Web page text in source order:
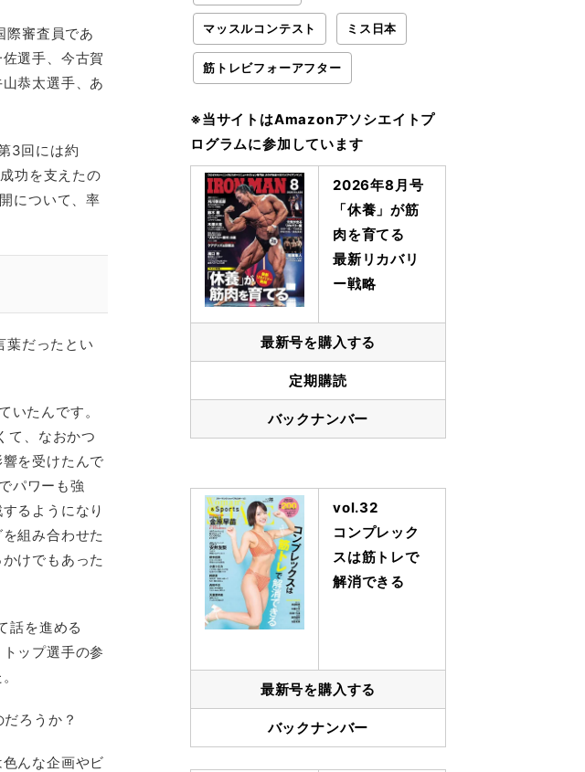
際審査員であ
選手、今古賀
恭太選手、あ
3回には約
功を支えたの
について、率
葉だったとい
いたんです。
て、なおかつ
を受けたんで
パワーも強
るようになり
組み合わせた
けでもあった
話を進める
ップ選手の参
ろうか？
んな企画やビ
マッスルコンテスト ミス日本
筋トレビフォーアフター
※当サイトはAmazonアソシエイトプ
ログラムに参加しています
2026年8月号
「休養」が筋
肉を育てる
最新リカバリ
ー戦略
最新号を購入する
定期購読
バックナンバー
vol.32
コンプレック
スは筋トレで
解消できる
最新号を購入する
バックナンバー